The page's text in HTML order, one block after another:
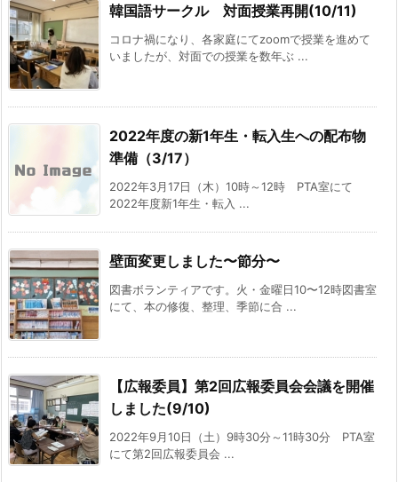
韓国語サークル 対面授業再開(10/11)
コロナ禍になり、各家庭にてzoomで授業を進めて
いましたが、対面での授業を数年ぶ ...
2022年度の新1年生・転入生への配布物
準備（3/17）
2022年3月17日（木）10時～12時 PTA室にて
2022年度新1年生・転入 ...
壁面変更しました〜節分〜
図書ボランティアです。火・金曜日10〜12時図書室
にて、本の修復、整理、季節に合 ...
【広報委員】第2回広報委員会会議を開催
しました(9/10)
2022年9月10日（土）9時30分～11時30分 PTA室
にて第2回広報委員会 ...